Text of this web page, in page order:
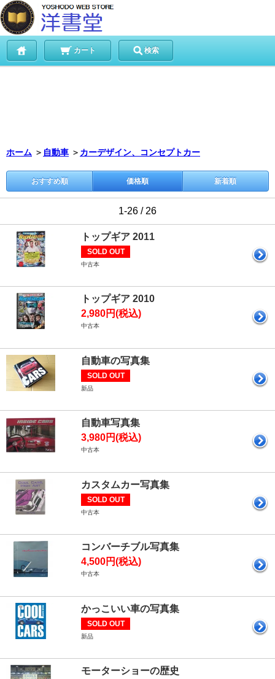
カート 検索
ホーム ＞ 自動車 ＞ カーデザイン、コンセプトカー
おすすめ順 価格順 新着順
1-26 / 26
トップギア 2011
SOLD OUT
中古本
トップギア 2010
2,980円(税込)
中古本
自動車の写真集
SOLD OUT
新品
自動車写真集
3,980円(税込)
中古本
カスタムカー写真集
SOLD OUT
中古本
コンバーチブル写真集
4,500円(税込)
中古本
かっこいい車の写真集
SOLD OUT
新品
モーターショーの歴史